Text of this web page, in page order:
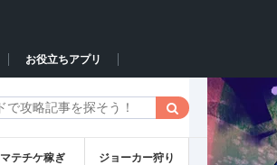
お役立ちアプリ
マテチケ稼ぎ ジョーカー狩り